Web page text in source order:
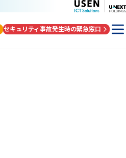
セキュリティ事故発生時の緊急窓口